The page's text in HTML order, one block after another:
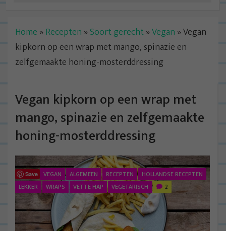
Home » Recepten » Soort gerecht»Vegan »Vegan
kipkorn op een wrap met mango, spinazie en
zelfgemaakte honing-mosterddressing
Vegan kipkorn op een wrap met
mango, spinazie en zelfgemaakte
honing-mosterddressing
Save VEGAN ALGEMEEN RECEPTEN
HOLLANDSE RECEPTEN
LEKKER
WRAPS VETTE HAP VEGETARISCH 2